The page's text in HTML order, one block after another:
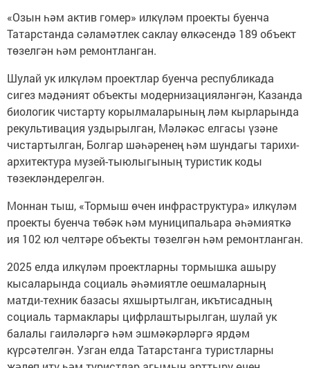
«Озын һәм актив гомер» илкүләм проекты буенча
Татарстанда сәламәтлек саклау өлкәсендә 189 объект
төзелгән һәм ремонтланган.
Шулай ук илкүләм проектлар буенча республикада
сигез мәдәният объекты модернизацияләнгән, Казанда
биологик чистарту корылмаларының ләм кырларында
рекультивация уздырылган, Мәләкәс елгасы үзәне
чистартылган, Болгар шәһәренең һәм шундагы тарихи-
архитектура музей-тыюлыгының туристик коды
төзекләндерелгән.
Моннан тыш, «Тормыш өчен инфраструктура» илкүләм
проекты буенча төбәк һәм муниципальара әһәмияткә
ия 102 юл челтәре объекты төзелгән һәм ремонтланган.
2025 елда илкүләм проектларны тормышка ашыру
кысаларында социаль әһәмиятле оешмаларның
матди-техник базасы яхшыртылган, икътисадның
социаль тармаклары цифрлаштырылган, шулай ук
балалы гаиләләргә һәм эшмәкәрләргә ярдәм
күрсәтелгән. Узган елда Татарстанга туристларны